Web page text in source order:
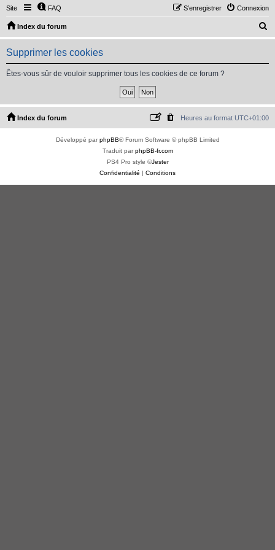
Site FAQ Connexion
S’enregistrer
Index du forum
e
h
Supprimer les cookies
Êtes-vous sûr de vouloir supprimer tous les cookies de ce forum ?
Index du forum Heures au format UTC+01:00
Développé parphpBB® Forum Software © phpBB Limited
Traduit parphpBB-fr.com
PS4 Pro style ©Jester
Confidentialité | Conditions